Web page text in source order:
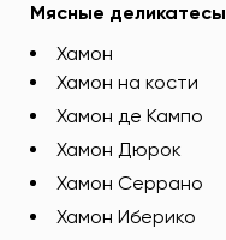
Мясные деликатесы
Хамон
Хамон на кости
Хамон де Кампо
Хамон Дюрок
Хамон Серрано
Хамон Иберико